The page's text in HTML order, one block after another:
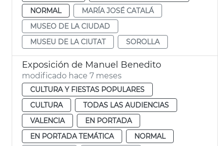
NORMAL
MARÍA JOSÉ CATALÁ
MUSEO DE LA CIUDAD
MUSEU DE LA CIUTAT
SOROLLA
Exposición de Manuel Benedito
modificado hace 7 meses
CULTURA Y FIESTAS POPULARES
CULTURA
TODAS LAS AUDIENCIAS
VALENCIA
EN PORTADA
EN PORTADA TEMÁTICA
NORMAL